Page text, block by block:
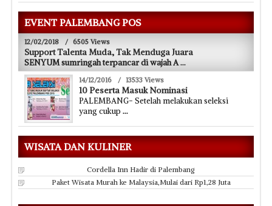
EVENT PALEMBANG POS
12/02/2018 / 6505 Views
Support Talenta Muda, Tak Menduga Juara
SENYUM sumringah terpancar di wajah A...
14/12/2016 / 13533 Views
10 Peserta Masuk Nominasi
PALEMBANG- Setelah melakukan seleksi
yang cukup ...
WISATA DAN KULINER
Cordella Inn Hadir di Palembang
Paket Wisata Murah ke Malaysia,Mulai dari Rp1,28 Juta